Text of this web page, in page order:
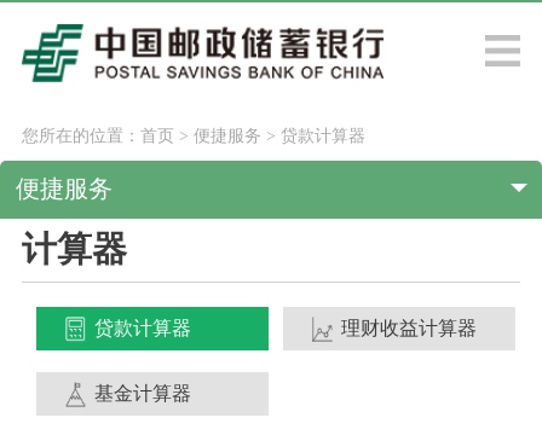
您所在的位置： 首页> 便捷服务 > 贷款计算器
便捷服务
计算器
贷款计算器 理财收益计算器
基金计算器